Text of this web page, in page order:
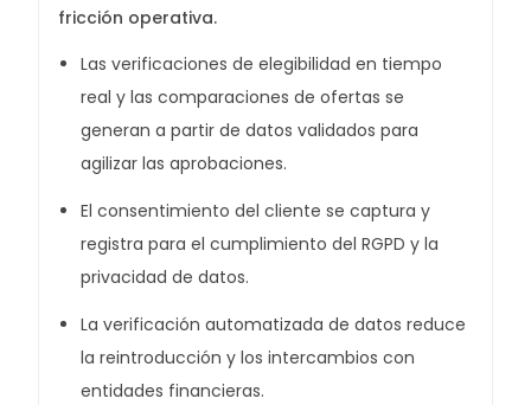
fricción operativa.
Las verificaciones de elegibilidad en tiempo
real y las comparaciones de ofertas se
generan a partir de datos validados para
agilizar las aprobaciones.
El consentimiento del cliente se captura y
registra para el cumplimiento del RGPD y la
privacidad de datos.
La verificación automatizada de datos reduce
la reintroducción y los intercambios con
entidades financieras.